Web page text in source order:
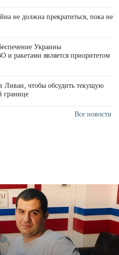
не должна прекратиться, пока не
Украины
ракетами является приоритетом
Ливан, чтобы обсудить текущую
границе
Все новости